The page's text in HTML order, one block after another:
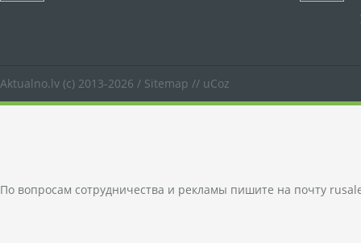
Aktualno.lv (c) 2013-2026 / Sitemap // uCoz
По вопросам сотрудничества и рекламы пишите на почту